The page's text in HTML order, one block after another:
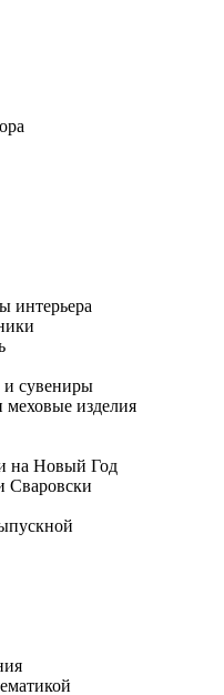
интерьера
и сувениры
изделия
на Новый Год
Сваровски